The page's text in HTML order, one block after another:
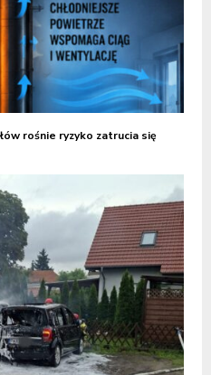
rośnie ryzyko zatrucia się